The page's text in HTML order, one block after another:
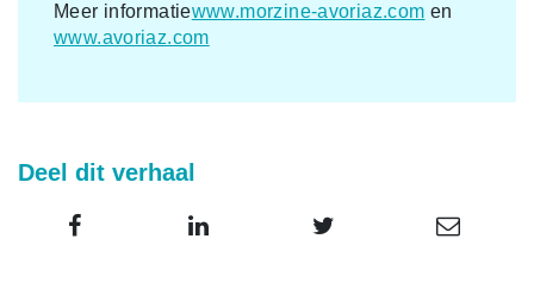
Meer informatiewww.morzine-avoriaz.com en
www.avoriaz.com
Deel dit verhaal